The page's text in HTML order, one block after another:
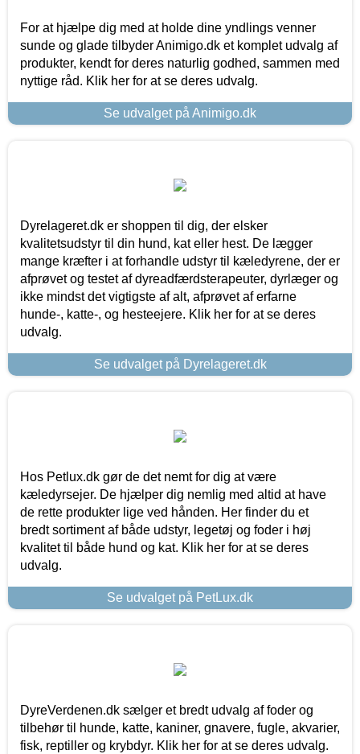
For at hjælpe dig med at holde dine yndlings venner
sunde og glade tilbyder Animigo.dk et komplet udvalg af
produkter, kendt for deres naturlig godhed, sammen med
nyttige råd. Klik her for at se deres udvalg.
Se udvalget på Animigo.dk
Dyrelageret.dk er shoppen til dig, der elsker
kvalitetsudstyr til din hund, kat eller hest. De lægger
mange kræfter i at forhandle udstyr til kæledyrene, der er
afprøvet og testet af dyreadfærdsterapeuter, dyrlæger og
ikke mindst det vigtigste af alt, afprøvet af erfarne
hunde-, katte-, og hesteejere. Klik her for at se deres
udvalg.
Se udvalget på Dyrelageret.dk
Hos Petlux.dk gør de det nemt for dig at være
kæledyrsejer. De hjælper dig nemlig med altid at have
de rette produkter lige ved hånden. Her finder du et
bredt sortiment af både udstyr, legetøj og foder i høj
kvalitet til både hund og kat. Klik her for at se deres
udvalg.
Se udvalget på PetLux.dk
DyreVerdenen.dk sælger et bredt udvalg af foder og
tilbehør til hunde, katte, kaniner, gnavere, fugle, akvarier,
fisk, reptiller og krybdyr. Klik her for at se deres udvalg.